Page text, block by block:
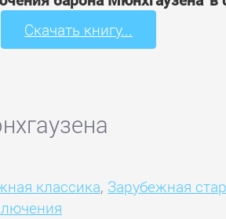
Скачать книгу...
классика, Зарубежная